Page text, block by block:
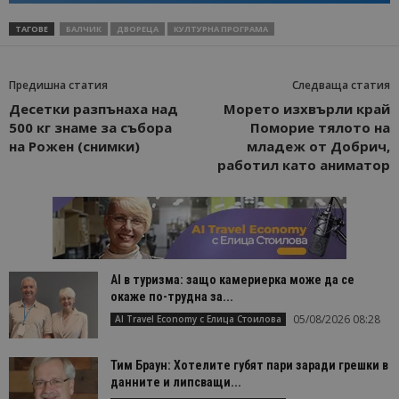
ТАГОВЕ БАЛЧИК ДВОРЕЦА КУЛТУРНА ПРОГРАМА
Предишна статия
Десетки разпънаха над
500 кг знаме за събора
на Рожен (снимки)
Следваща статия
Морето изхвърли край
Поморие тялото на
младеж от Добрич,
работил като аниматор
AI в туризма: защо камериерка може да се
окаже по-трудна за...
AI Travel Economy с Елица Стоилова 05/08/2026 08:28
Тим Браун: Хотелите губят пари заради грешки в
данните и липсващи...
Домейн
Валиден
до
is_visitor_unique
StatCounter
.statcounter.com
1 година
1 месец
Тази
се
да се
дали
сайта чрез
посетител
помага за
с уебсайта
is_unique
StatCounter
Ltd
1 година
Тази
Име
Валиден
до
Описание
sc_is_visitor_unique
StatCounter
.bgtourism.bg
1 година
1 месец
Използва се
за
съхраняване
на броя
посещения.
Декларацията за
поверителност на Google